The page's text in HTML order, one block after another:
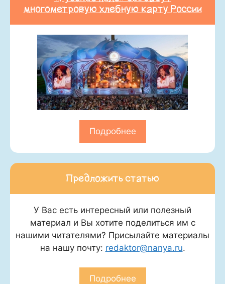
многометровую хлебную карту России
Подробнее
Предложить статью
У Вас есть интересный или полезный
материал и Вы хотите поделиться им с
нашими читателями? Присылайте материалы
на нашу почту: redaktor@nanya.ru.
Подробнее